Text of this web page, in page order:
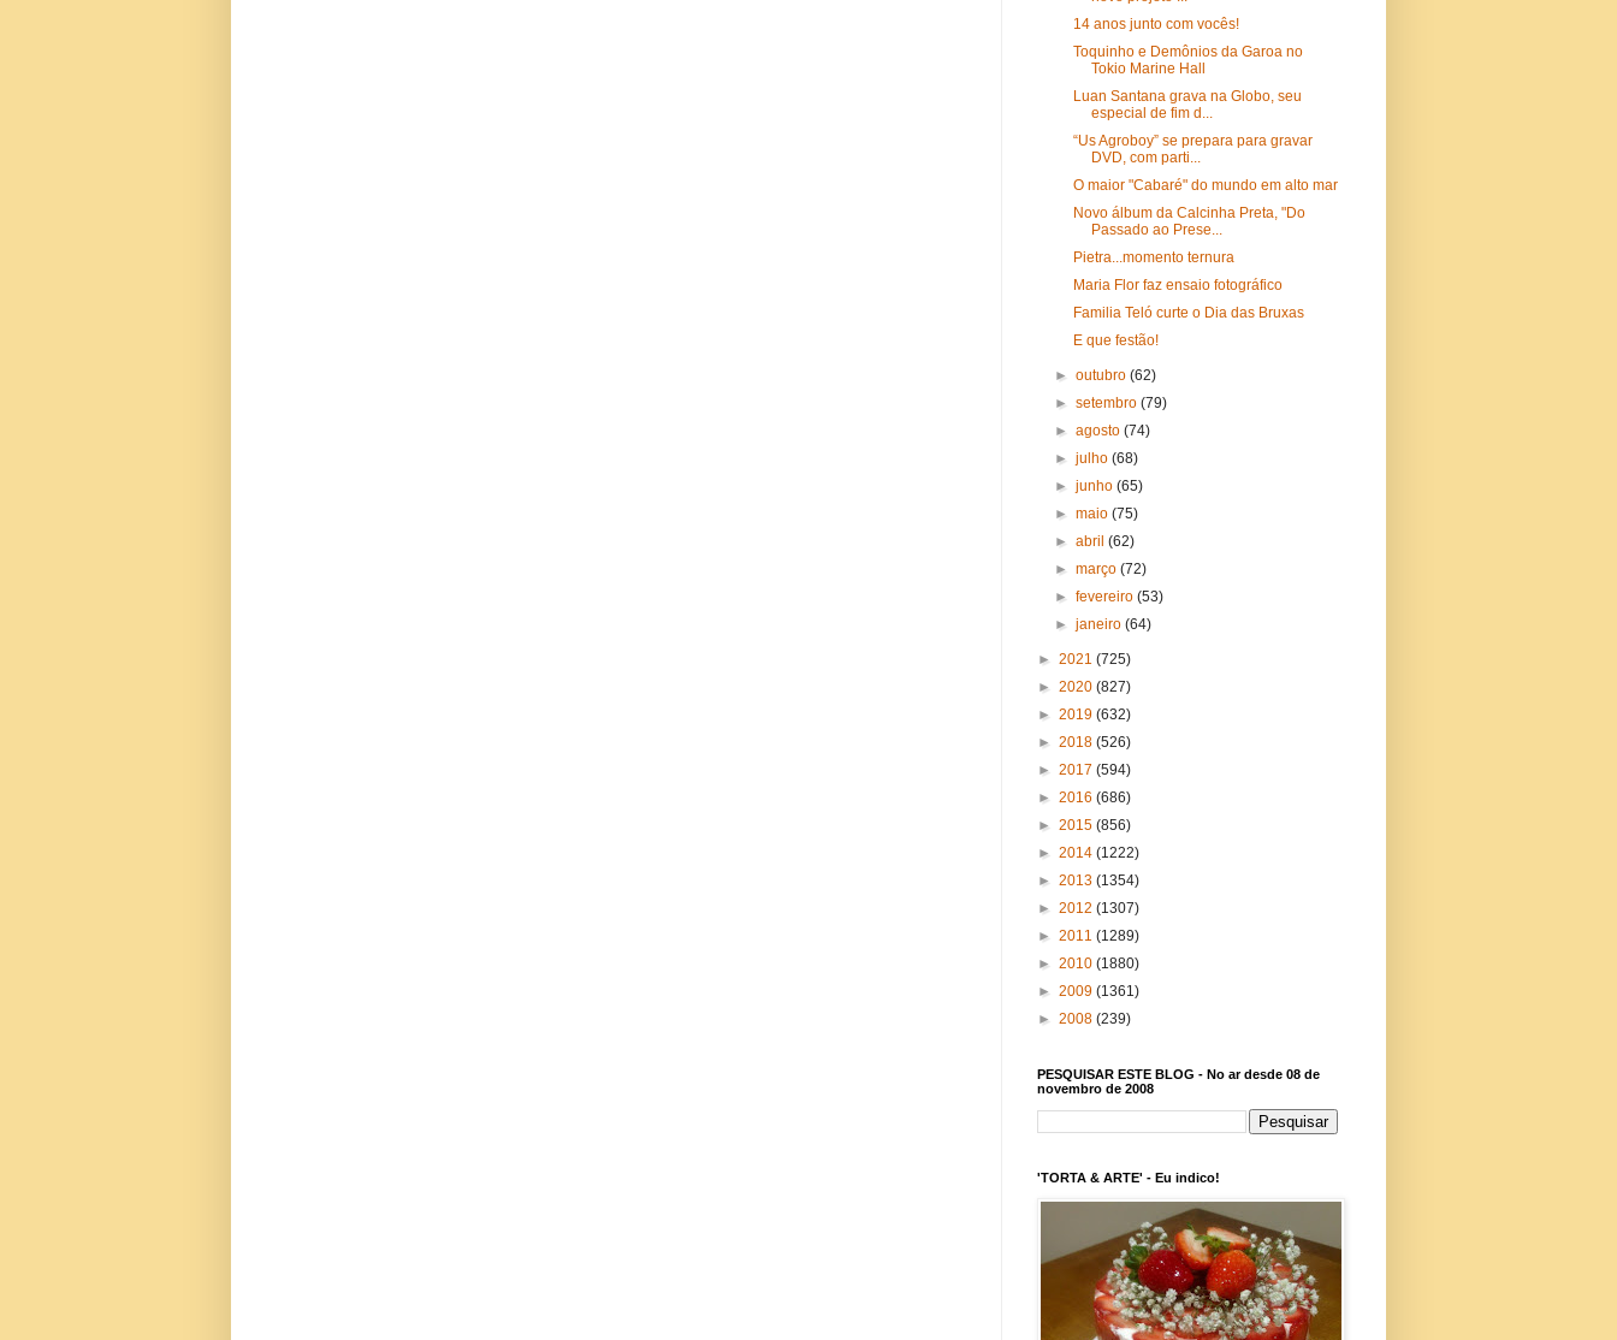
14 anos junto com vocês!
Toquinho e Demônios da Garoa no
Tokio Marine Hall
Luan Santana grava na Globo, seu
especial de fim d...
“Us Agroboy” se prepara para gravar
DVD, com parti...
O maior "Cabaré" do mundo em alto mar
Novo álbum da Calcinha Preta, "Do
Passado ao Prese...
Pietra...momento ternura
Maria Flor faz ensaio fotográfico
Familia Teló curte o Dia das Bruxas
E que festão!
►outubro(62)
►setembro(79)
►agosto(74)
►julho(68)
►junho(65)
►maio(75)
►abril(62)
►março(72)
►fevereiro(53)
►janeiro(64)
► 2021 (725)
► 2020 (827)
► 2019 (632)
► 2018 (526)
► 2017 (594)
► 2016 (686)
► 2015 (856)
► 2014 (1222)
► 2013 (1354)
► 2012 (1307)
► 2011 (1289)
► 2010 (1880)
► 2009 (1361)
► 2008 (239)
PESQUISAR ESTE BLOG - No ar desde 08 de
novembro de 2008
'TORTA & ARTE' - Eu indico!